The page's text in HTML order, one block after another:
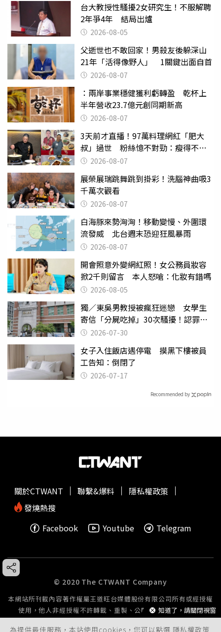
台大教授性騷擾2女研究生！不服解聘
2年爭4年 結局出爐
2026-08-05
父逝世也不敢回家！男殺友後躲深山
21年「活得像野人」 1關鍵出面自首
2026-08-07
：兩岸事業穩健獲利虧轉盈 乾杯上
半年營收23.7億元創同期新高
2026-08-07
3天前才直播！97萬料理網紅「肥大
叔」過世 粉絲憶不對勁：瘦得不合
理 2026-08-07
展榮展瑞跳舞跳到掛彩！洗腦神曲吸3
千萬次觀看
2026-08-07
白海豚來勢洶洶！移動變慢、外圍環
流發威 北台週末恐迎狂風暴雨
2026-08-07
開會照意外變網紅照！女公務員妝容
掀2千則留言 本人怒嗆：化妝有錯嗎
2026-08-05
獨／東吳男教授被瘋狂迷戀 女學生
寄信「分屍吃掉」30次騷擾！認罪免
關 2026-07-30
女子入住飯店遇停電 摸黑下樓被員
工告知：倒閉了
2026-07-17
Recommended by
為提供最佳服務，本站使用cookies，您可以點選 隱私權政策
知道了，請關閉視窗
關於CTWANT 聯繫&爆料
隱私權政策
發燒熱搜
Facebook
Youtube Telegram
© 2020 The CTWANT Company
本網站所刊載內容著作權屬王道旺台媒體股份有限公司所有或經授權
使用，他人非經授權不許轉載、重製、公開播送或公開傳輸。